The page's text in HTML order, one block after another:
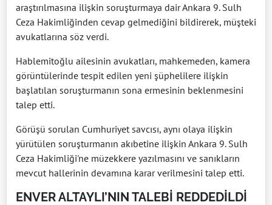
araştırılmasına ilişkin soruşturmaya dair Ankara 9. Sulh
Ceza Hakimliğinden cevap gelmediğini bildirerek, müşteki
avukatlarına söz verdi.
Hablemitoğlu ailesinin avukatları, mahkemeden, kamera
görüntülerinde tespit edilen yeni şüphelilere ilişkin
başlatılan soruşturmanın sona ermesinin beklenmesini
talep etti.
Görüşü sorulan Cumhuriyet savcısı, aynı olaya ilişkin
yürütülen soruşturmanın akıbetine ilişkin Ankara 9. Sulh
Ceza Hakimliği'ne müzekkere yazılmasını ve sanıkların
mevcut hallerinin devamına karar verilmesini talep etti.
ENVER ALTAYLI’NIN TALEBİ REDDEDİLDİ